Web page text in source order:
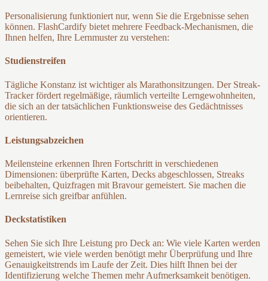
Personalisierung funktioniert nur, wenn Sie die Ergebnisse sehen
können. FlashCardify bietet mehrere Feedback-Mechanismen, die
Ihnen helfen, Ihre Lernmuster zu verstehen:
Studienstreifen
Tägliche Konstanz ist wichtiger als Marathonsitzungen. Der Streak-
Tracker fördert regelmäßige, räumlich verteilte Lerngewohnheiten,
die sich an der tatsächlichen Funktionsweise des Gedächtnisses
orientieren.
Leistungsabzeichen
Meilensteine erkennen Ihren Fortschritt in verschiedenen
Dimensionen: überprüfte Karten, Decks abgeschlossen, Streaks
beibehalten, Quizfragen mit Bravour gemeistert. Sie machen die
Lernreise sich greifbar anfühlen.
Deckstatistiken
Sehen Sie sich Ihre Leistung pro Deck an: Wie viele Karten werden
gemeistert, wie viele werden benötigt mehr Überprüfung und Ihre
Genauigkeitstrends im Laufe der Zeit. Dies hilft Ihnen bei der
Identifizierung welche Themen mehr Aufmerksamkeit benötigen.